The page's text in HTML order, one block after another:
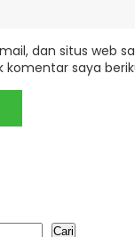
dan situs web
komentar saya
Cari